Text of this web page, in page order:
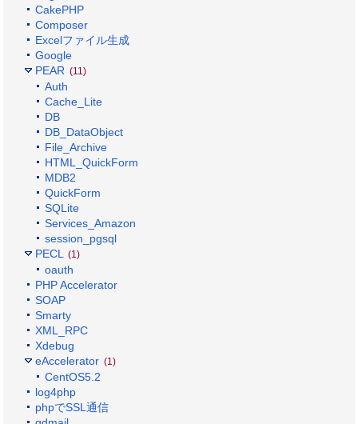
CakePHP
Composer
Excelファイル生成
Google
PEAR (11)
Auth
Cache_Lite
DB
DB_DataObject
File_Archive
HTML_QuickForm
MDB2
QuickForm
SQLite
Services_Amazon
session_pgsql
PECL (1)
oauth
PHP Accelerator
SOAP
Smarty
XML_RPC
Xdebug
eAccelerator (1)
CentOS5.2
log4php
phpでSSL通信